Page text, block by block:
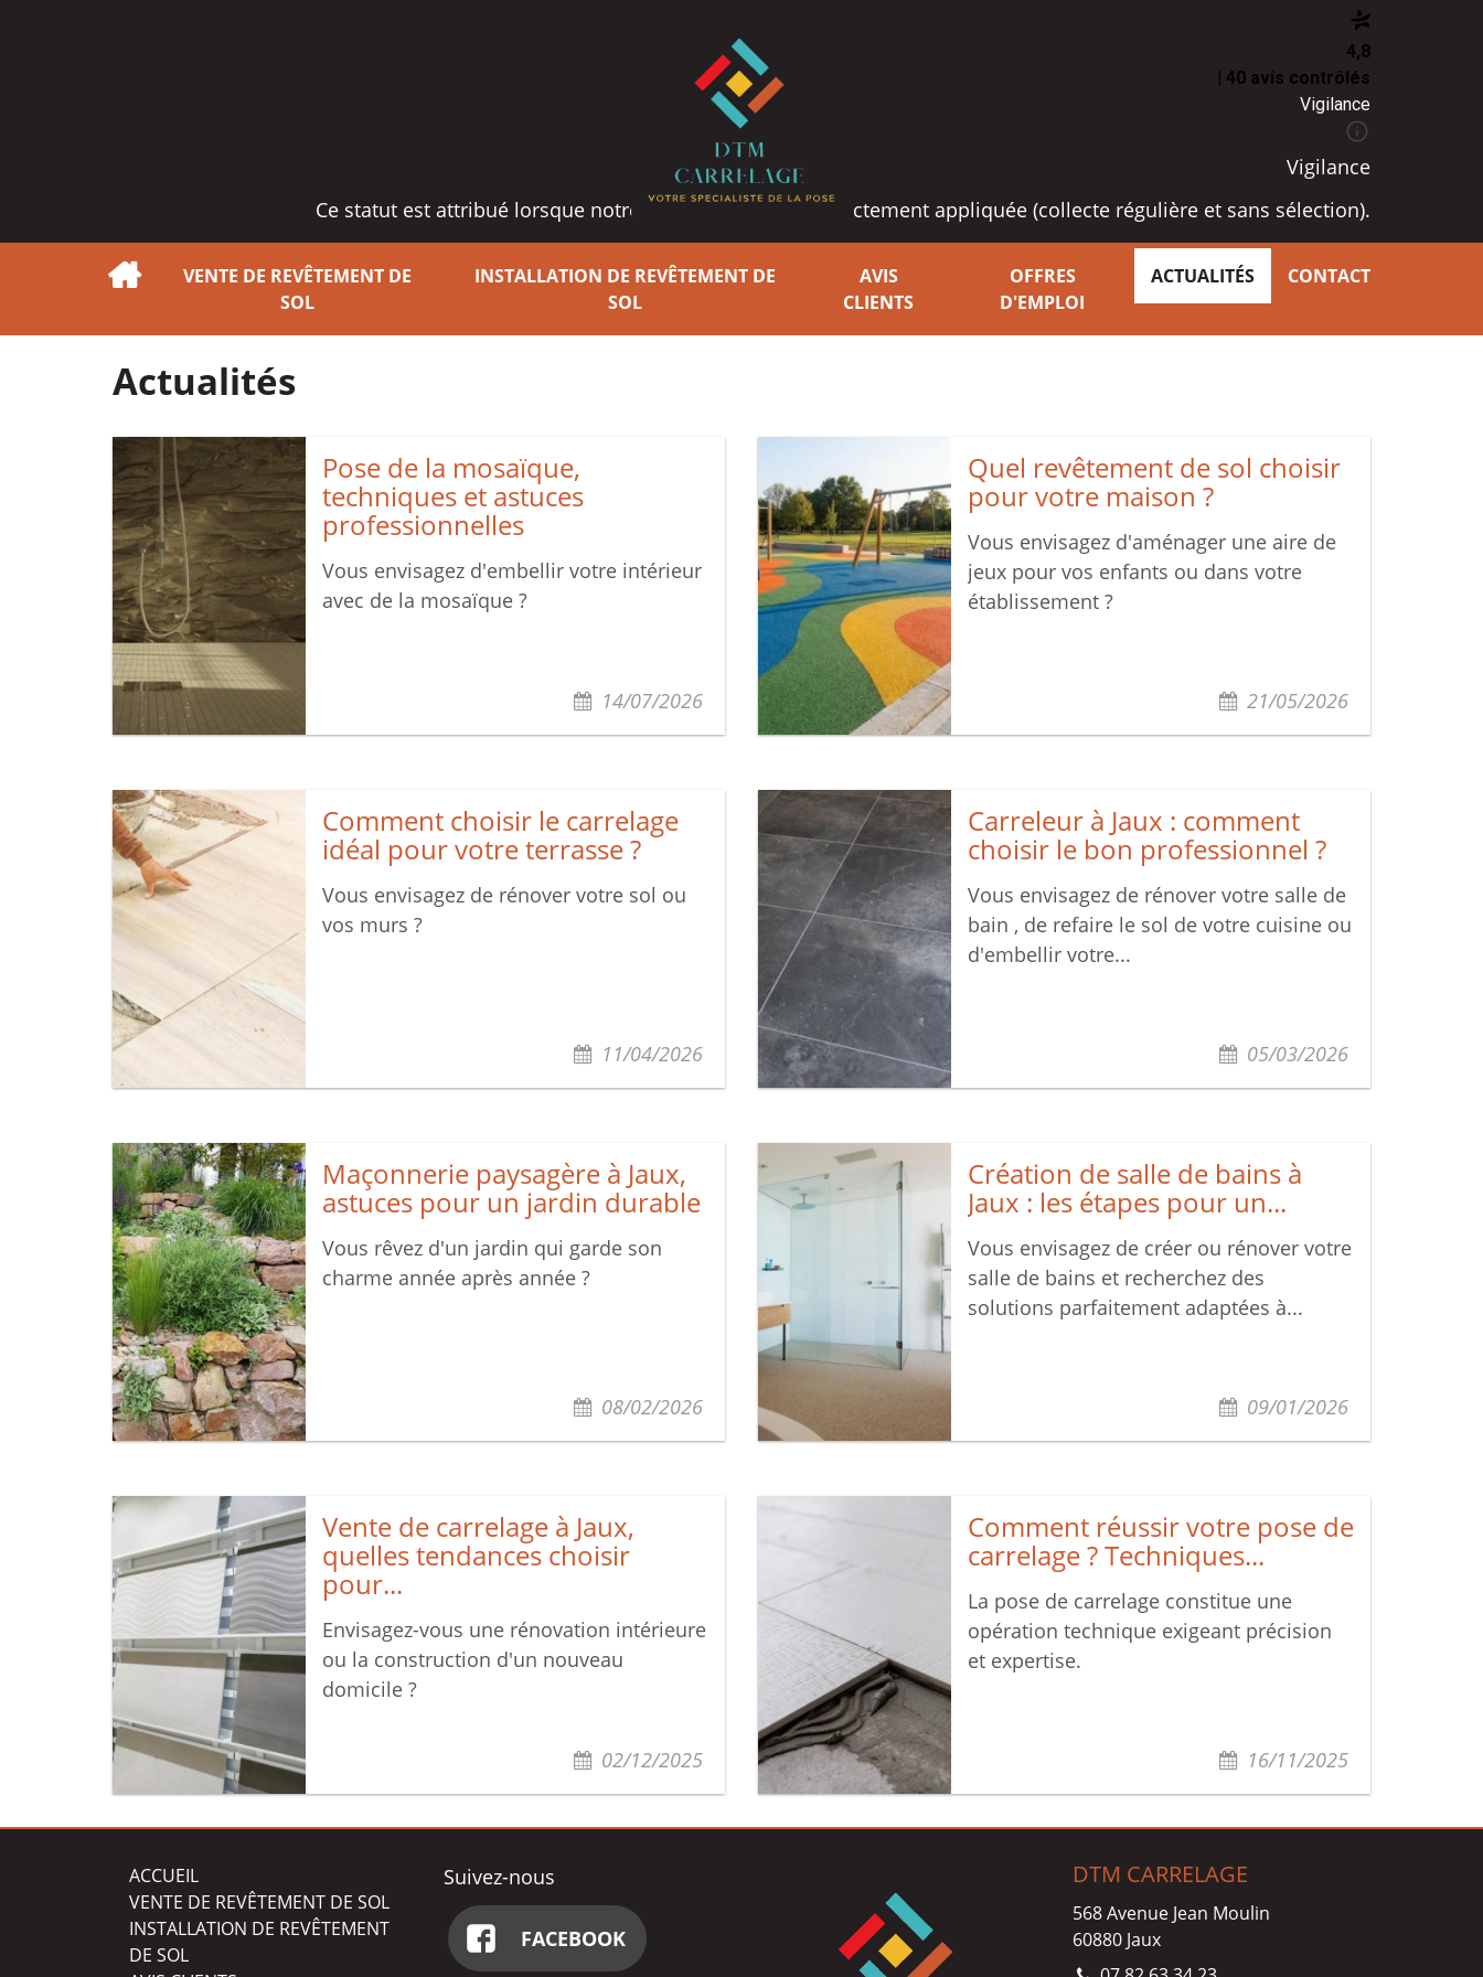
4,8
| 40 avis contrôlés
Vigilance
Vigilance
Ce statut est attribué lorsque notre méthode n'est pas strictement appliquée (collecte régulière et sans sélection).
VENTE DE REVÊTEMENT DE
SOL
INSTALLATION DE REVÊTEMENT DE
SOL
AVIS
CLIENTS
OFFRES
D'EMPLOI
ACTUALITÉS CONTACT
Actualités
Pose de la mosaïque,
techniques et astuces
professionnelles
Vous envisagez d'embellir votre intérieur
avec de la mosaïque ?
14/07/2026
Quel revêtement de sol choisir
pour votre maison ?
Vous envisagez d'aménager une aire de
jeux pour vos enfants ou dans votre
établissement ?
21/05/2026
Comment choisir le carrelage
idéal pour votre terrasse ?
Vous envisagez de rénover votre sol ou
vos murs ?
11/04/2026
Carreleur à Jaux : comment
choisir le bon professionnel ?
Vous envisagez de rénover votre salle de
bain , de refaire le sol de votre cuisine ou
d'embellir votre...
05/03/2026
Maçonnerie paysagère à Jaux,
astuces pour un jardin durable
Vous rêvez d'un jardin qui garde son
charme année après année ?
08/02/2026
Création de salle de bains à
Jaux : les étapes pour un...
Vous envisagez de créer ou rénover votre
salle de bains et recherchez des
solutions parfaitement adaptées à...
09/01/2026
Vente de carrelage à Jaux,
quelles tendances choisir
pour...
Envisagez-vous une rénovation intérieure
ou la construction d'un nouveau
domicile ?
02/12/2025
Comment réussir votre pose de
carrelage ? Techniques...
La pose de carrelage constitue une
opération technique exigeant précision
et expertise.
16/11/2025
ACCUEIL
VENTE DE REVÊTEMENT DE SOL
INSTALLATION DE REVÊTEMENT
DE SOL
Suivez-nous
FACEBOOK
DTM CARRELAGE
568 Avenue Jean Moulin
60880 Jaux